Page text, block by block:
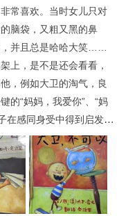
象力和语言能力，还能
哪里，诚实有礼的好孩
本都没有出现妈妈的样
妈妈温柔抚摸的双手。
是大卫·香农的厉害所
的情感。相较大人而
子接受得更快、更透彻
也是文字以外画面真正
，我们一定要告诉孩
告诉妈妈，妈妈永远爱
担，更快地承认错误。
孩子更好成长。 这本绘
常喜欢。当时女儿只对
脑袋，又粗又黑的鼻
并且总是哈哈大笑……
上，是不是还会看看，
，例如大卫的淘气，良
的“妈妈，我爱你”、“妈
感同身受中得到启发，
之作！还有那大卫的经典